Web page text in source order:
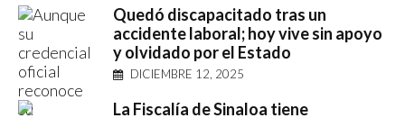
Quedó discapacitado tras un
accidente laboral; hoy vive sin apoyo
y olvidado por el Estado
DICIEMBRE 12, 2025
La Fiscalía de Sinaloa tiene